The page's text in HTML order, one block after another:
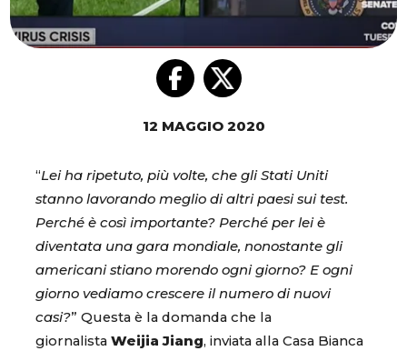
12 MAGGIO 2020
“Lei ha ripetuto, più volte, che gli Stati Uniti
stanno lavorando meglio di altri paesi sui test.
Perché è così importante? Perché per lei è
diventata una gara mondiale, nonostante gli
americani stiano morendo ogni giorno? E ogni
giorno vediamo crescere il numero di nuovi
casi?” Questa è la domanda che la
giornalista Weijia Jiang, inviata alla Casa Bianca